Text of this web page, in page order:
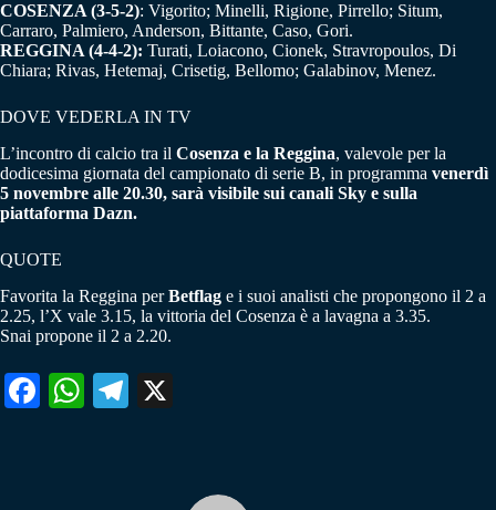
COSENZA (3-5-2): Vigorito; Minelli, Rigione, Pirrello; Situm,
Carraro, Palmiero, Anderson, Bittante, Caso, Gori.
REGGINA (4-4-2): Turati, Loiacono, Cionek, Stravropoulos, Di
Chiara; Rivas, Hetemaj, Crisetig, Bellomo; Galabinov, Menez.
DOVE VEDERLA IN TV
L’incontro di calcio tra il Cosenza e la Reggina, valevole per la
dodicesima giornata del campionato di serie B, in programma venerdì
5 novembre alle 20.30, sarà visibile sui canali Sky e sulla
piattaforma Dazn.
QUOTE
Favorita la Reggina perBetflag e i suoi analisti che propongono il 2 a
2.25, l’X vale 3.15, la vittoria del Cosenza è a lavagna a 3.35.
Snai propone il 2 a 2.20.
Fa W
Te